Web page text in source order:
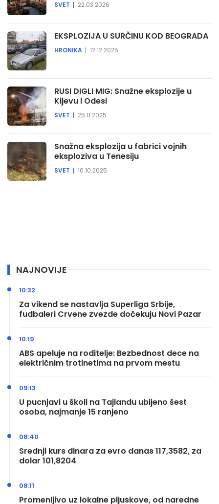
SVET 22.03.2026
EKSPLOZIJA U SURČINU KOD BEOGRADA
HRONIKA 12.12.2025
RUSI DIGLI MIG: Snažne eksplozije u
Kijevu i Odesi
SVET 25.11.2025
Snažna eksplozija u fabrici vojnih
eksploziva u Tenesiju
SVET 10.10.2025
NAJNOVIJE
Za vikend se nastavlja Superliga Srbije,
fudbaleri Crvene zvezde dočekuju Novi Pazar
10:32
ABS apeluje na roditelje: Bezbednost dece na
električnim trotinetima na prvom mestu
10:19
U pucnjavi u školi na Tajlandu ubijeno šest
osoba, najmanje 15 ranjeno
09:13
Srednji kurs dinara za evro danas 117,3582, za
dolar 101,8204
08:40
Promenljivo uz lokalne pljuskove, od naredne
08:11